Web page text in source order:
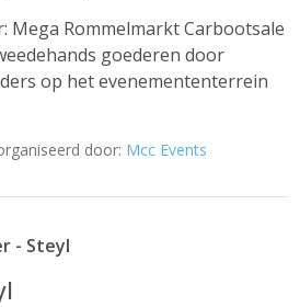
Mega Rommelmarkt Carbootsale
goederen door
op het evenemententerrein
door: Mcc Events
- Steyl